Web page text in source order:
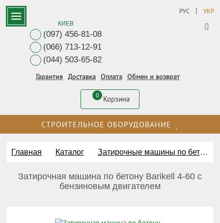
КИЕВ
(097) 456-81-08
(066) 713-12-91
(044) 503-65-82
Гарантия Доставка Оплата Обмен и возврат
0 Корзина
РУС | УКР
СТРОИТЕЛЬНОЕ ОБОРУДОВАНИЕ
Главная Каталог Затирочные машины по бетону
Затирочная машина по бетону Barikell 4-60 с
бензиновым двигателем